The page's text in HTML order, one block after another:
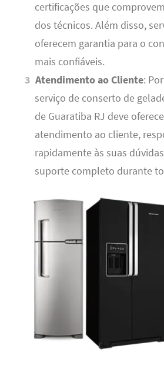
certificações que
dos técnicos. Além disso,
oferecem garantia para o
mais confiáveis.
Atendimento ao Cliente:
serviço de conserto de
de Guaratiba RJ deve
atendimento ao cliente,
rapidamente às suas
suporte completo durante